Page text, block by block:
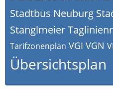
Stadtbus Neuburg
Stanglmeier
Tarifzonenplan VGI VGN
Übersichtsplan